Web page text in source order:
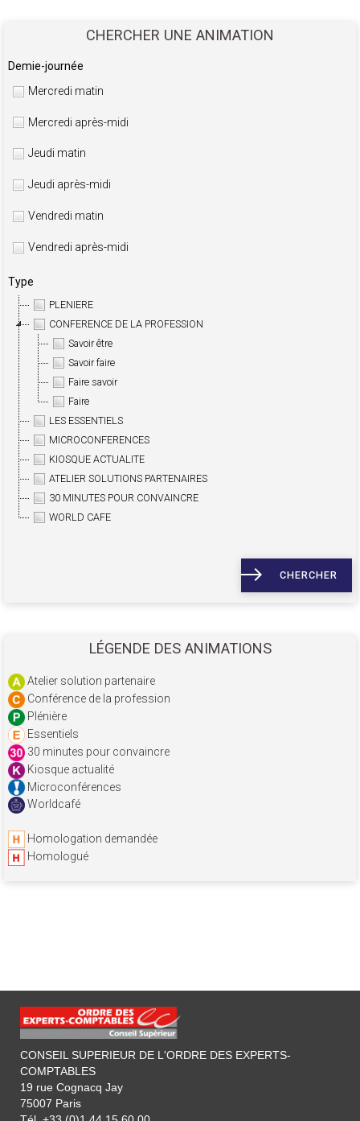
CHERCHER UNE ANIMATION
Demie-journée
Mercredi matin
Mercredi après-midi
Jeudi matin
Jeudi après-midi
Vendredi matin
Vendredi après-midi
Type
PLENIERE
CONFERENCE DE LA PROFESSION
Savoir être
Savoir faire
Faire savoir
Faire
LES ESSENTIELS
MICROCONFERENCES
KIOSQUE ACTUALITE
ATELIER SOLUTIONS PARTENAIRES
30 MINUTES POUR CONVAINCRE
WORLD CAFE
CHERCHER
LÉGENDE DES ANIMATIONS
Atelier solution partenaire
Conférence de la profession
Plénière
Essentiels
30 minutes pour convaincre
Kiosque actualité
Microconférences
Worldcafé
Homologation demandée
Homologué
CONSEIL SUPERIEUR DE L'ORDRE DES EXPERTS-
COMPTABLES
19 rue Cognacq Jay
75007 Paris